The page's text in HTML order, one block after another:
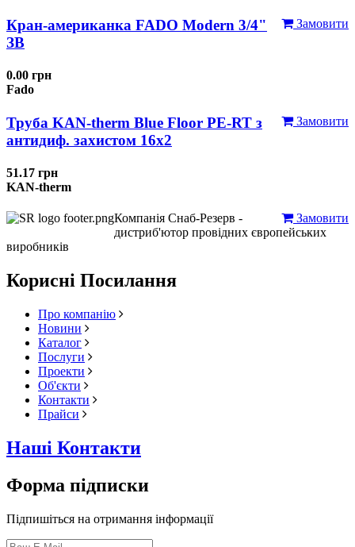
Замовити
Кран-американка FADO Modern 3/4"
ЗВ
0.00 грн
Fado
Замовити
Труба KAN-therm Blue Floor PE-RT з
антидиф. захистом 16х2
51.17 грн
KAN-therm
Замовити
Компанія Снаб-Резерв -
дистриб'ютор провідних європейських
виробників
Корисні Посилання
Про компанію
Новини
Каталог
Послуги
Проекти
Об'єкти
Контакти
Прайси
Наші Контакти
Форма підписки
Підпишіться на отримання інформації